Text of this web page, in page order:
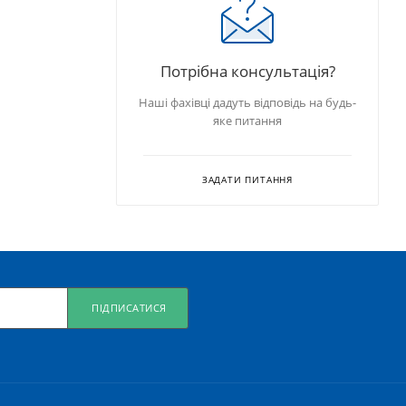
Потрібна консультація?
Наші фахівці дадуть відповідь на будь-
яке питання
ЗАДАТИ ПИТАННЯ
ПІДПИСАТИСЯ